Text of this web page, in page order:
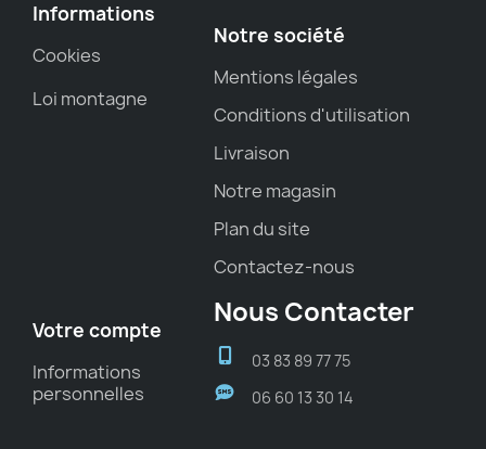
Informations
Cookies
Loi montagne
Notre société
Mentions légales
Conditions d'utilisation
Livraison
Notre magasin
Plan du site
Contactez-nous
Votre compte
Informations
personnelles
Nous Contacter
03 83 89 77 75
06 60 13 30 14